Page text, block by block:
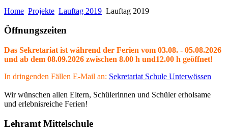
Home Projekte Lauftag 2019 Lauftag 2019
Öffnungszeiten
Das Sekretariat ist während der Ferien vom 03.08. - 05.08.2026
und ab dem 08.09.2026 zwischen 8.00 h und12.00 h geöffnet!
In dringenden Fällen E-Mail an: Sekretariat Schule Unterwössen
Wir wünschen allen Eltern, Schülerinnen und Schüler erholsame
und erlebnisreiche Ferien!
Lehramt Mittelschule